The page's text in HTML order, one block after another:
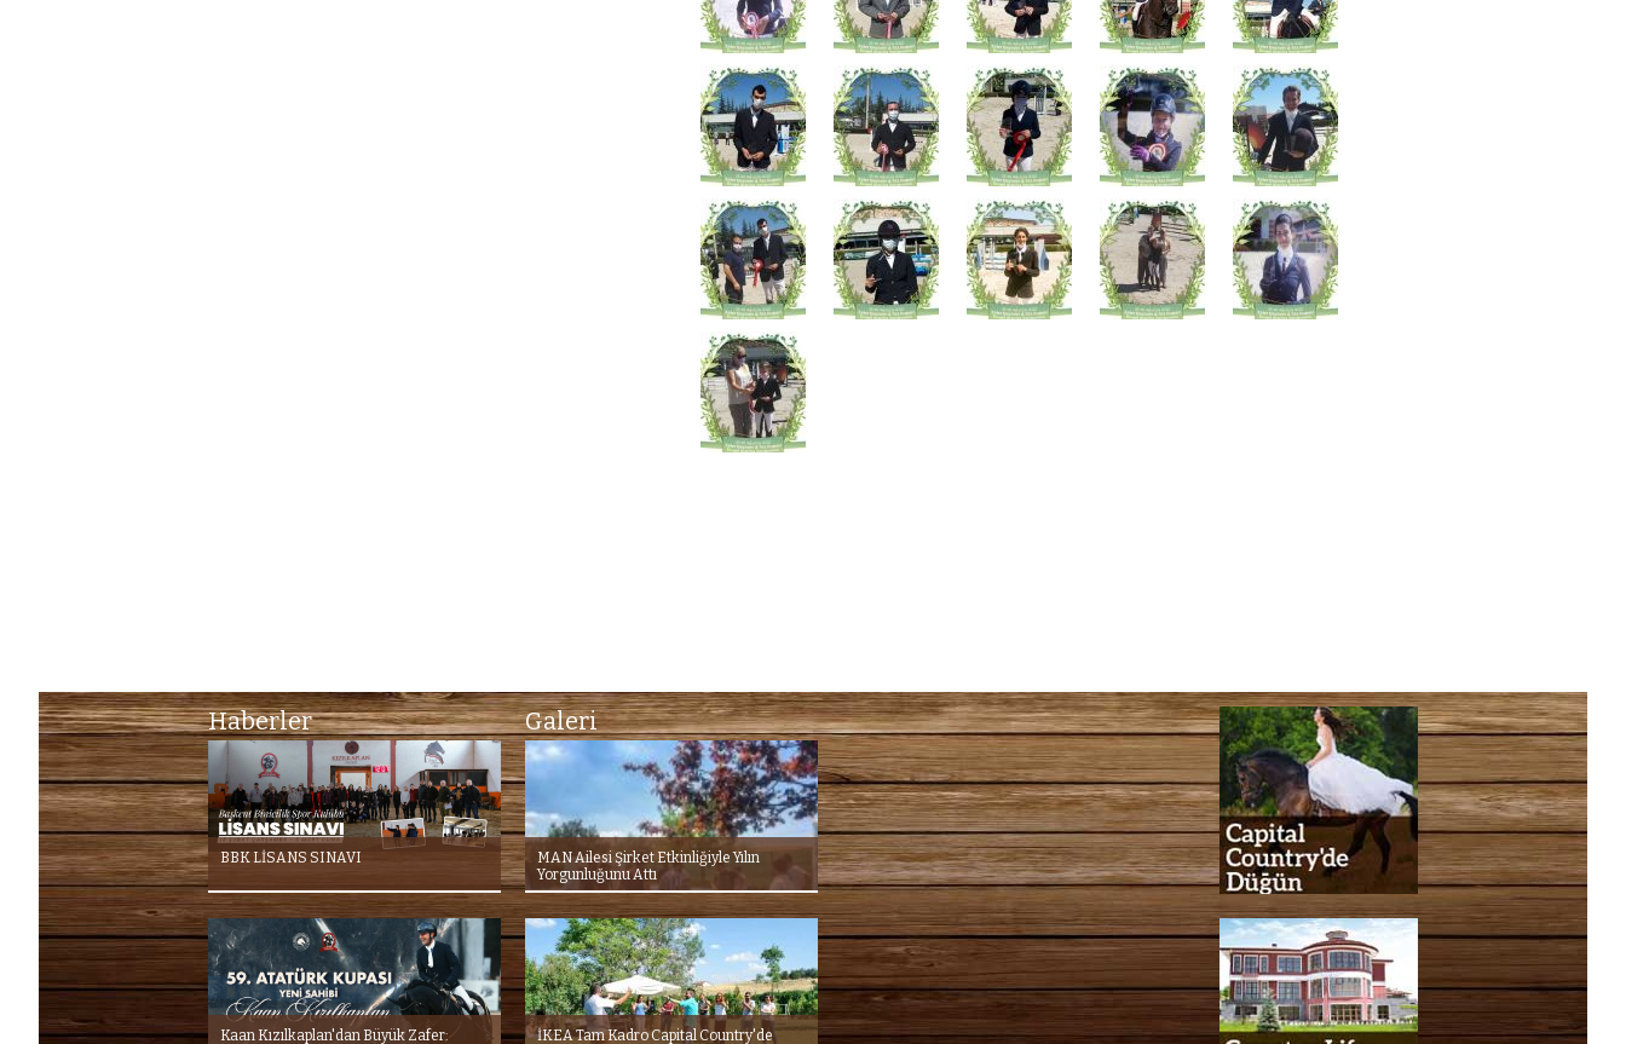
Haberler
BBK LİSANS SINAVI
Kaan Kızılkaplan'dan Büyük Zafer:
Galeri
MAN Ailesi Şirket Etkinliğiyle Yılın
Yorgunluğunu Attı
İKEA Tam Kadro Capital Country'de